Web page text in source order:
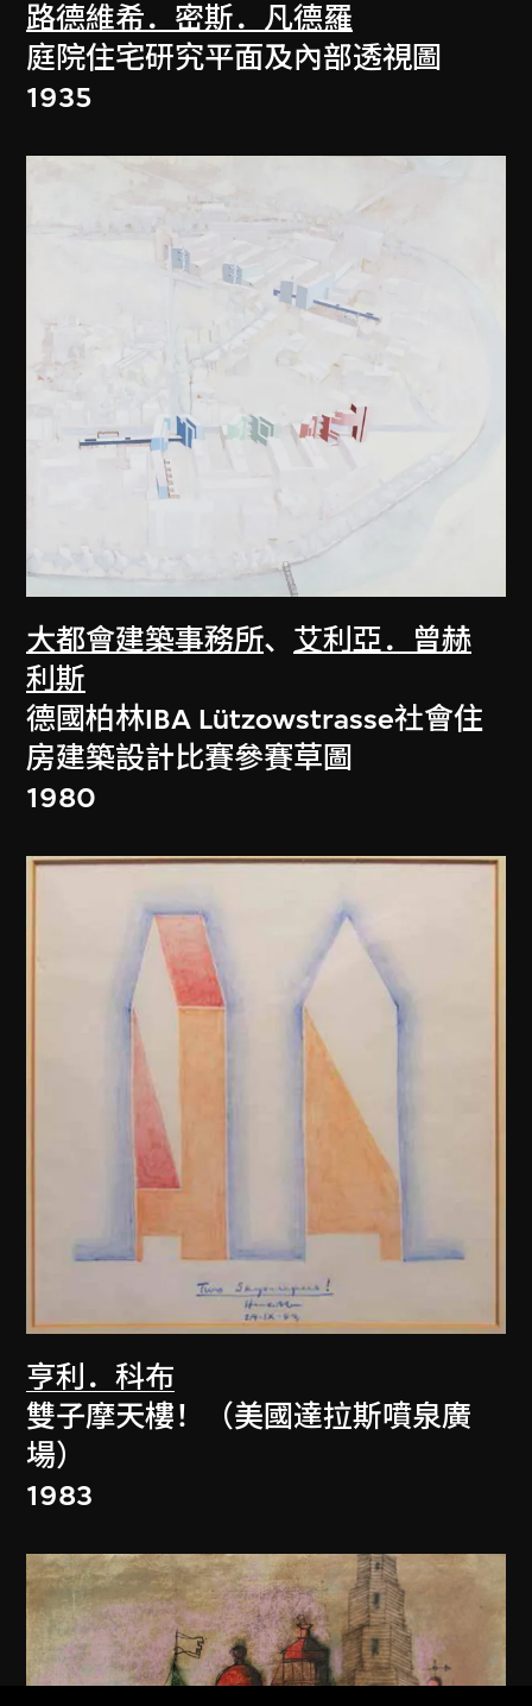
路德維希．密斯．凡德羅
庭院住宅研究平面及內部透視圖
1935
大都會建築事務所、 艾利亞．曾赫
利斯
德國柏林IBA Lützowstrasse社會住
房建築設計比賽參賽草圖
1980
亨利．科布
雙子摩天樓！（美國達拉斯噴泉廣
場）
1983